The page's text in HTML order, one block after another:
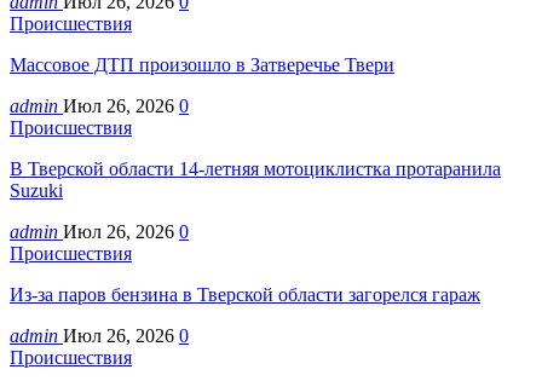
Происшествия
Массовое ДТП произошло в Затверечье Твери
admin Июл 26, 2026 0
Происшествия
В Тверской области 14-летняя мотоциклистка протаранила
Suzuki
admin Июл 26, 2026 0
Происшествия
Из-за паров бензина в Тверской области загорелся гараж
admin Июл 26, 2026 0
Происшествия